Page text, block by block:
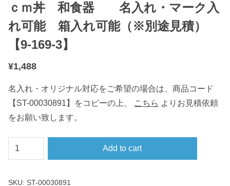
ｃｍ丼 和食器 名入れ・マーク入
れ可能 箱入れ可能（※別途見積）
【9-169-3】
¥1,488
名入れ・オリジナル対応をご希望の場合は、商品コード
【ST-00030891】をコピーの上、
こちら よりお見積依頼
をお願い致します。
桃
花
Add to cart
SKU: ST-00030891